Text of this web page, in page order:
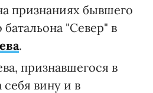
признаниях бывшего
"Север" в
.
признавшегося в
себя вину и в